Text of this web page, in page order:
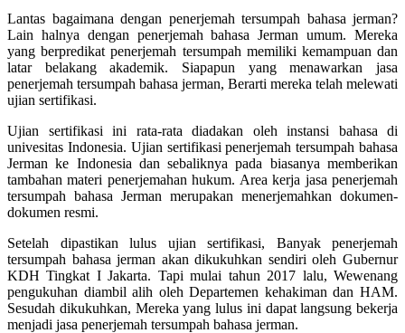
Lantas bagaimana dengan penerjemah tersumpah bahasa jerman?
Lain halnya dengan penerjemah bahasa Jerman umum. Mereka
yang berpredikat penerjemah tersumpah memiliki kemampuan dan
latar belakang akademik. Siapapun yang menawarkan jasa
penerjemah tersumpah bahasa jerman, Berarti mereka telah melewati
ujian sertifikasi.
Ujian sertifikasi ini rata-rata diadakan oleh instansi bahasa di
univesitas Indonesia. Ujian sertifikasi penerjemah tersumpah bahasa
Jerman ke Indonesia dan sebaliknya pada biasanya memberikan
tambahan materi penerjemahan hukum. Area kerja jasa penerjemah
tersumpah bahasa Jerman merupakan menerjemahkan dokumen-
dokumen resmi.
Setelah dipastikan lulus ujian sertifikasi, Banyak penerjemah
tersumpah bahasa jerman akan dikukuhkan sendiri oleh Gubernur
KDH Tingkat I Jakarta. Tapi mulai tahun 2017 lalu, Wewenang
pengukuhan diambil alih oleh Departemen kehakiman dan HAM.
Sesudah dikukuhkan, Mereka yang lulus ini dapat langsung bekerja
menjadi jasa penerjemah tersumpah bahasa jerman.